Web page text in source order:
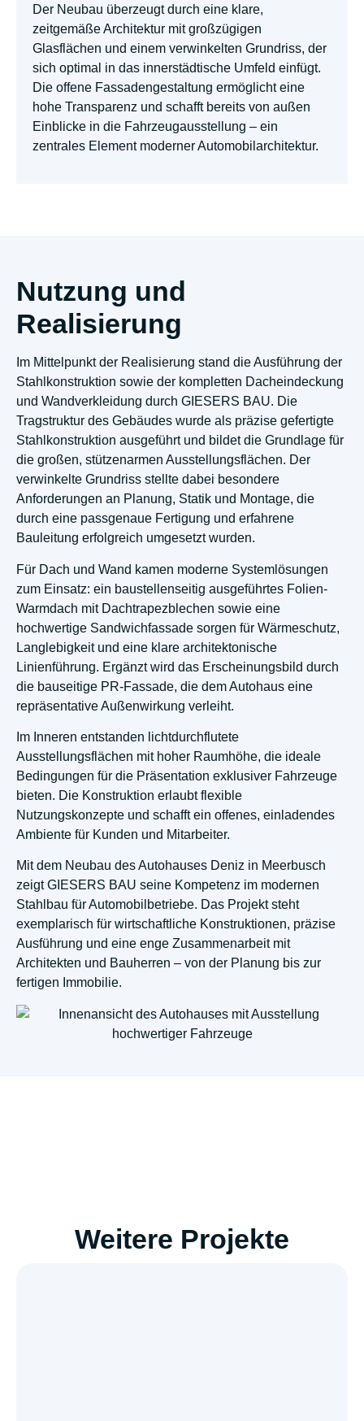
Der Neubau überzeugt durch eine klare,
zeitgemäße Architektur mit großzügigen
Glasflächen und einem verwinkelten Grundriss, der
sich optimal in das innerstädtische Umfeld einfügt.
Die offene Fassadengestaltung ermöglicht eine
hohe Transparenz und schafft bereits von außen
Einblicke in die Fahrzeugausstellung – ein
zentrales Element moderner Automobilarchitektur.
Nutzung und
Realisierung
Im Mittelpunkt der Realisierung stand die Ausführung der
Stahlkonstruktion sowie der kompletten Dacheindeckung
und Wandverkleidung durch GIESERS BAU. Die
Tragstruktur des Gebäudes wurde als präzise gefertigte
Stahlkonstruktion ausgeführt und bildet die Grundlage für
die großen, stützenarmen Ausstellungsflächen. Der
verwinkelte Grundriss stellte dabei besondere
Anforderungen an Planung, Statik und Montage, die
durch eine passgenaue Fertigung und erfahrene
Bauleitung erfolgreich umgesetzt wurden.
Für Dach und Wand kamen moderne Systemlösungen
zum Einsatz: ein baustellenseitig ausgeführtes Folien-
Warmdach mit Dachtrapezblechen sowie eine
hochwertige Sandwichfassade sorgen für Wärmeschutz,
Langlebigkeit und eine klare architektonische
Linienführung. Ergänzt wird das Erscheinungsbild durch
die bauseitige PR-Fassade, die dem Autohaus eine
repräsentative Außenwirkung verleiht.
Im Inneren entstanden lichtdurchflutete
Ausstellungsflächen mit hoher Raumhöhe, die ideale
Bedingungen für die Präsentation exklusiver Fahrzeuge
bieten. Die Konstruktion erlaubt flexible
Nutzungskonzepte und schafft ein offenes, einladendes
Ambiente für Kunden und Mitarbeiter.
Mit dem Neubau des Autohauses Deniz in Meerbusch
zeigt GIESERS BAU seine Kompetenz im modernen
Stahlbau für Automobilbetriebe. Das Projekt steht
exemplarisch für wirtschaftliche Konstruktionen, präzise
Ausführung und eine enge Zusammenarbeit mit
Architekten und Bauherren – von der Planung bis zur
fertigen Immobilie.
Weitere Projekte